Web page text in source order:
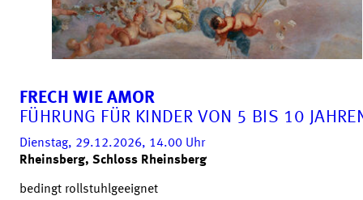
FRECH WIE AMOR
FÜHRUNG FÜR KINDER VON 5 BIS 10
Dienstag, 29.12.2026, 14.00 Uhr
Rheinsberg, Schloss Rheinsberg
bedingt rollstuhlgeeignet